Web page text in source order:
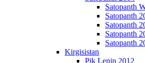
Satopanth
Satopanth
Satopanth
Satopanth
Satopanth
Kirgisistan
Pik Lenin 2012